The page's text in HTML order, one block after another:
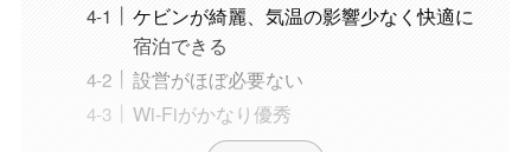
ケビンが綺麗、気温の影響少なく快適に
宿泊できる
設営がほぼ必要ない
Wi-Fiがかなり優秀